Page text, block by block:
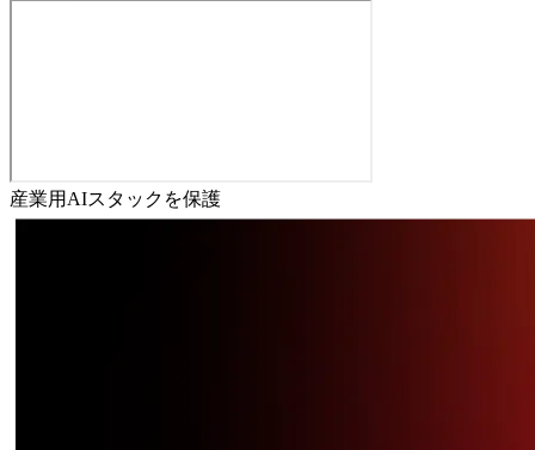
産業用AIスタックを保護